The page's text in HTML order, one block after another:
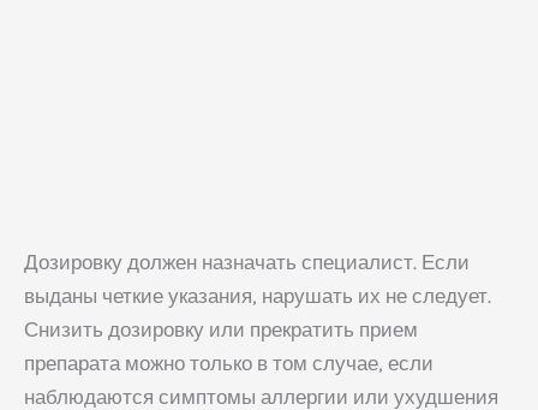
Дозировку должен назначать специалист. Если
выданы четкие указания, нарушать их не следует.
Снизить дозировку или прекратить прием
препарата можно только в том случае, если
наблюдаются симптомы аллергии или ухудшения